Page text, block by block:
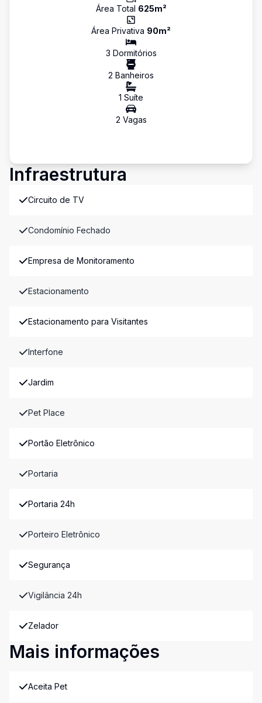
Área Total 625m²
Área Privativa 90m²
3 Dormitórios
2 Banheiros
1 Suíte
2 Vagas
Infraestrutura
Circuito de TV
Condomínio Fechado
Empresa de Monitoramento
Estacionamento
Estacionamento para Visitantes
Interfone
Jardim
Pet Place
Portão Eletrônico
Portaria
Portaria 24h
Porteiro Eletrônico
Segurança
Vigilância 24h
Zelador
Mais informações
Aceita Pet